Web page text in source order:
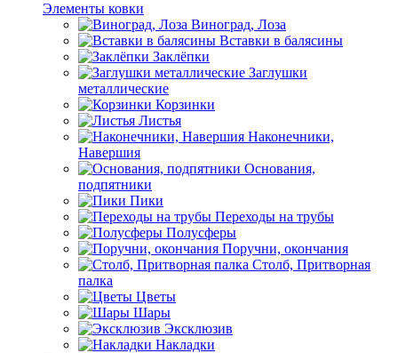
Элементы ковки
Виноград, Лоза
Вставки в балясины
Заклёпки
Заглушки
металлические
Корзинки
Листья
Наконечники,
Навершия
Основания,
подпятники
Пики
Переходы на трубы
Полусферы
Поручни, окончания
Столб, Притворная
палка
Цветы
Шары
Эксклюзив
Накладки